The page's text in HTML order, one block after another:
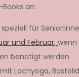
an:
speziell für
und Februar, wenn
benötigt werden
mit Lachyoga,